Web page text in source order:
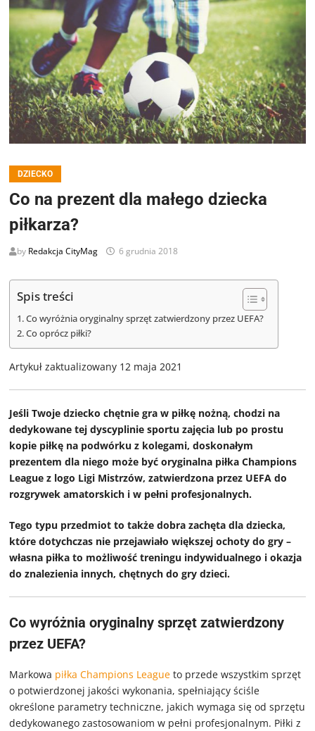
DZIECKO
Co na prezent dla małego dziecka
piłkarza?
by Redakcja CityMag 6 grudnia 2018
Spis treści
Co wyróżnia oryginalny sprzęt zatwierdzony przez UEFA?
Co oprócz piłki?
Artykuł zaktualizowany 12 maja 2021
Jeśli Twoje dziecko chętnie gra w piłkę nożną, chodzi na
dedykowane tej dyscyplinie sportu zajęcia lub po prostu
kopie piłkę na podwórku z kolegami, doskonałym
prezentem dla niego może być oryginalna piłka Champions
League z logo Ligi Mistrzów, zatwierdzona przez UEFA do
rozgrywek amatorskich i w pełni profesjonalnych.
Tego typu przedmiot to także dobra zachęta dla dziecka,
które dotychczas nie przejawiało większej ochoty do gry –
własna piłka to możliwość treningu indywidualnego i okazja
do znalezienia innych, chętnych do gry dzieci.
Co wyróżnia oryginalny sprzęt zatwierdzony
przez UEFA?
Markowa piłka Champions League to przede wszystkim sprzęt
o potwierdzonej jakości wykonania, spełniający ściśle
określone parametry techniczne, jakich wymaga się od sprzętu
dedykowanego zastosowaniom w pełni profesjonalnym. Piłki z